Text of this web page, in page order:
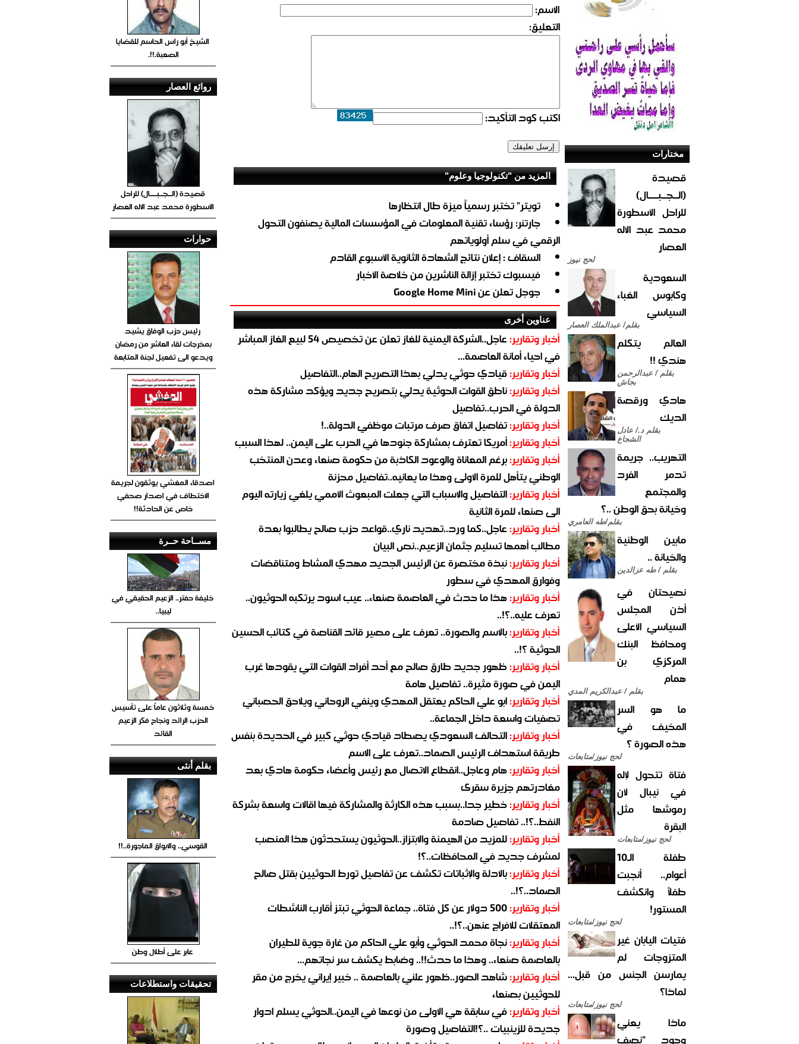
مختارات
قصيدة
(الــجــبــــال)
للراحل الأسطورة
محمد عبد الاله
العصار
لحج نيوز
السعودية
وكابوس الغباء
السياسي
بقلم/ عبدالملك العصار
العالم يتكلم
هندي !!
بقلم / عبدالرحمن
بجاش
هادي ورقصة
الديك
بقلم د./ عادل
الشجاع
التهريب.. جريمة
تدمر الفرد
والمجتمع
وخيانة بحق الوطن ..؟
بقلم/طه العامري
مابين الوطنية
والخيانة ..
بقلم / طه عزالدين
نصيحتان في
أذن المجلس
السياسي الأعلى
ومحافظ البنك
المركزي بن
همام
بقلم / عبدالكريم المدي
ما هو السر
المخيف في
هذه الصورة ؟
لحج نيوز/متابعات
فتاة تتحول لإله
في نيبال لأن
رموشها مثل
البقرة
لحج نيوز/متابعات
طفلة الـ10
أعوام.. أنجبت
طفلاً وانكشف
المستور!
لحج نيوز/متابعات
فتيات اليابان غير
المتزوجات لم
يمارسن الجنس من قبل...
لماذا؟
لحج نيوز/متابعات
ماذا يعني
وجود "نصف
الاسم:
التعليق:
اكتب كود التأكيد:
المزيد من "تكنولوجيا وعلوم"
تويتر" تختبر رسمياً ميزة طال انتظارها
جارتنر: رؤساء تقنية المعلومات في المؤسسات المالية يصنفون التحول
الرقمي في سلم أولوياتهم
السقاف : إعلان نتائج الشهادة الثانوية الأسبوع القادم
فيسبوك تختبر إزالة الناشرين من خلاصة الأخبار
جوجل تعلن عن Google Home Mini
عناوين أخرى
أخبار وتقارير:
عاجل..الشركة اليمنية للغاز تعلن عن تخصيص 54 لبيع الغاز المباشر
في احياء أمانة العاصمة...
أخبار وتقارير:قيادي حوثي يدلي بهذا التصريح الهام..التفاصيل
أخبار وتقارير:ناطق القوات الحوثية يدلي بتصريح جديد ويؤكد مشاركة هذه
الدولة في الحرب..تفاصيل
أخبار وتقارير:تفاصيل اتفاق صرف مرتبات موظفي الدولة..!
أخبار وتقارير:أمريكا تعترف بمشاركة جنودها في الحرب على اليمن.. لهذا السبب
أخبار وتقارير:برغم المعاناة والوعود الكاذبة من حكومة صنعاء وعدن المنتخب
الوطني يتأهل للمرة الاولى وهذا ما يعانيه..تفاصيل محزنة
أخبار وتقارير:التفاصيل والاسباب التي جعلت المبعوث الأممي يلغي زيارته اليوم
الى صنعاء للمرة الثانية
أخبار وتقارير:عاجل..كما ورد..تهديد ناري..قواعد حزب صالح يطالبوا بعدة
مطالب أهمها تسليم جثمان الزعيم..نص البيان
أخبار وتقارير:نبذة مختصرة عن الرئيس الجديد مهدي المشاط ومتناقضات
وفوارق المهدي في سطور
أخبار وتقارير:هذا ما حدث في العاصمة صنعاء.. عيب اسود يرتكبه الحوثيون..
تعرف عليه..؟!..
أخبار وتقارير:بالاسم والصورة.. تعرف على مصير قائد القناصة في كتائب الحسين
الحوثية ؟!..
أخبار وتقارير:ظهور جديد طارق صالح مع أحد أفراد القوات التي يقودها غرب
اليمن في صورة مثيرة.. تفاصيل هامة
أخبار وتقارير:ابو علي الحاكم يعتقل المهدي وينفي الروحاني ويلاحق الحصباني
تصفيات واسعة داخل الجماعة..
أخبار وتقارير:التحالف السعودي يصطاد قيادي حوثي كبير في الحديدة بنفس
طريقة استهداف الرئيس الصماد..تعرف على الاسم
أخبار وتقارير:هام وعاجل..انقطاع الاتصال مع رئيس وأعضاء حكومة هادي بعد
مغادرتهم جزيرة سقرى
أخبار وتقارير:خطير جدا..بسبب هذه الكارثة والمشاركة فيها اقالات واسعة بشركة
النفط..؟!.. تفاصيل صادمة
أخبار وتقارير:للمزيد من الهيمنة والابتزاز..الحوثيون يستحدثون هذا المنصب
لمشرف جديد في المحافظات..؟!
أخبار وتقارير:بالادلة والإثباتات تكشف عن تفاصيل تورط الحوثيين بقتل صالح
الصماد..؟!..
أخبار وتقارير:
500 دولار عن كل فتاة.. جماعة الحوثي تبتز أقارب الناشطات
المعتقلات للافراج عنهن..؟!..
أخبار وتقارير:نجاة محمد الحوثي وأبو علي الحاكم من غارة جوية للطيران
بالعاصمة صنعاء.. وهذا ما حدث!!.. وضابط يكشف سر نجاتهم...
أخبار وتقارير:شاهد الصور..ظهور علني بالعاصمة .. خبير إيراني يخرج من مقر
للحوثيين بصنعاء
أخبار وتقارير:في سابقة هي الاولى من نوعها في اليمن..الحوثي يسلم ادوار
جديدة للزينبيات ..؟!التفاصيل وصورة
الشيخ أبو راس الحاسم للقضايا
الصعبة.!!.
روائع العصار
قصيدة (الــجــبــــال) للراحل
الأسطورة محمد عبد الاله العصار
حوارات
رئيس حزب الوفاق يشيد
بمخرجات لقاء العاشر من رمضان
ويدعو الى تفعيل لجنة المتابعة
اصدقاء المغشي يوثقون لجريمة
الاختطاف في اصدار صحفي
خاص عن الحادثة!!
مســاحة حــرة
خليفة حفتر.. الزعيم الحقيقي في
ليبيا..
خمسة وثلاثون عاماً على تأسيس
الحزب الرائد ونجاح فكر الزعيم
القائد
بقلم أنثى
القوسي.. والابواق الماجورة..!!
عابر على أطلال وطن
تحقيقات واستطلاعات